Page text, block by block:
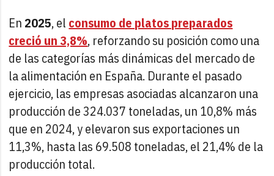
En2025, el consumo de platos preparados
creció un 3,8%, reforzando su posición como una
de las categorías más dinámicas del mercado de
la alimentación en España. Durante el pasado
ejercicio, las empresas asociadas alcanzaron una
producción de 324.037 toneladas, un 10,8% más
que en 2024, y elevaron sus exportaciones un
11,3%, hasta las 69.508 toneladas, el 21,4% de la
producción total.